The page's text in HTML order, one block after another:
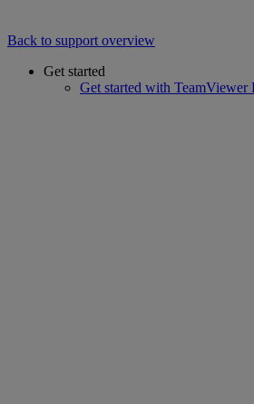
Back to support overview
Get started
Get started with TeamViewer